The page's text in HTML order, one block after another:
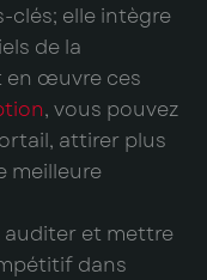
clés; elle intègre
de la
en œuvre ces
, vous pouvez
attirer plus
meilleure
auditer et mettre
dans